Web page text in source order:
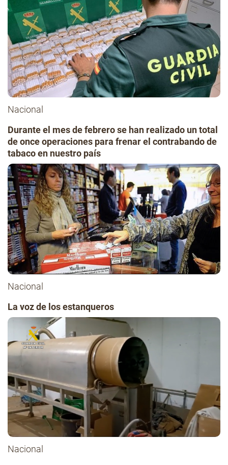
Nacional
Durante el mes de febrero se han realizado un total
de once operaciones para frenar el contrabando de
tabaco en nuestro país
Nacional
La voz de los estanqueros
Nacional